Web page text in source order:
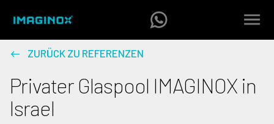
ZURÜCK ZU REFERENZEN
Privater Glaspool IMAGINOX in
Israel